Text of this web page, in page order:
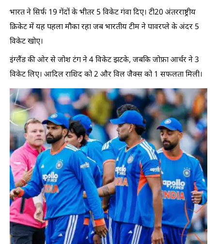
भारत ने सिर्फ 19 गेंदों के भीतर 5 विकेट गंवा दिए। टी20 अंतरराष्ट्रीय
क्रिकेट में यह पहला मौका रहा जब भारतीय टीम ने पावरप्ले के अंदर 5
विकेट खोए।
इंग्लैंड की ओर से जोश टंग ने 4 विकेट झटके, जबकि जोफ्रा आर्चर ने 3
विकेट लिए। आदिल राशिद को 2 और विल जैक्स को 1 सफलता मिली।